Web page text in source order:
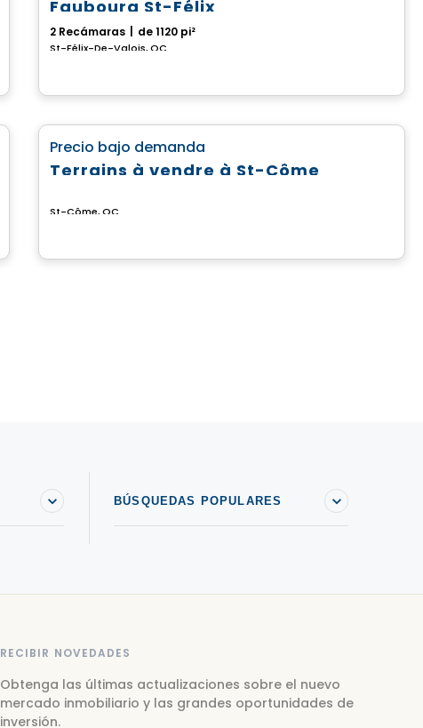
Faubourg St-Félix
2 Recámaras de 1120 pi²
St-Félix-De-Valois, QC
Terreno
Precio bajo demanda
Terrains à vendre à St-Côme
St-Côme, QC
BÚSQUEDAS POPULARES
RECIBIR NOVEDADES
Obtenga las últimas actualizaciones sobre el nuevo
mercado inmobiliario y las grandes oportunidades de
inversión.